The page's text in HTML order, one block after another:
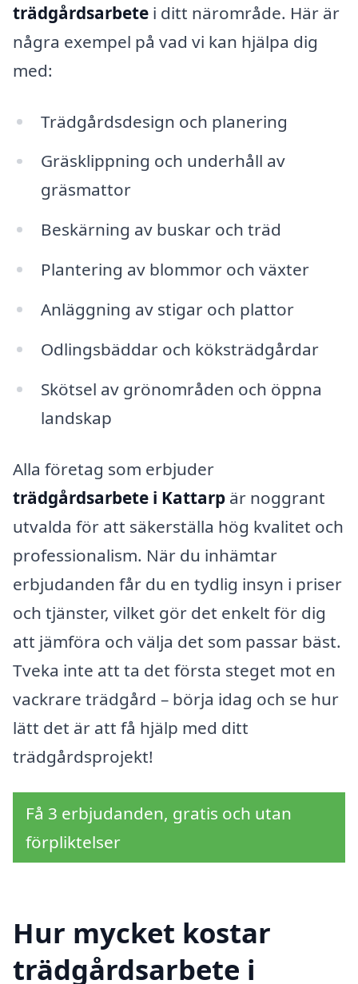
trädgårdsarbete i ditt närområde. Här är
några exempel på vad vi kan hjälpa dig
med:
Trädgårdsdesign och planering
Gräsklippning och underhåll av
gräsmattor
Beskärning av buskar och träd
Plantering av blommor och växter
Anläggning av stigar och plattor
Odlingsbäddar och köksträdgårdar
Skötsel av grönområden och öppna
landskap
Alla företag som erbjuder
trädgårdsarbete i Kattarp är noggrant
utvalda för att säkerställa hög kvalitet och
professionalism. När du inhämtar
erbjudanden får du en tydlig insyn i priser
och tjänster, vilket gör det enkelt för dig
att jämföra och välja det som passar bäst.
Tveka inte att ta det första steget mot en
vackrare trädgård – börja idag och se hur
lätt det är att få hjälp med ditt
trädgårdsprojekt!
Få 3 erbjudanden, gratis och utan
förpliktelser
Hur mycket kostar
trädgårdsarbete i